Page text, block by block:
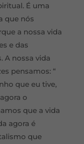
É uma
que nós
a nossa vida
e das
A nossa vida
pensamos: “
que eu tive,
o
que a vida
agora é
que